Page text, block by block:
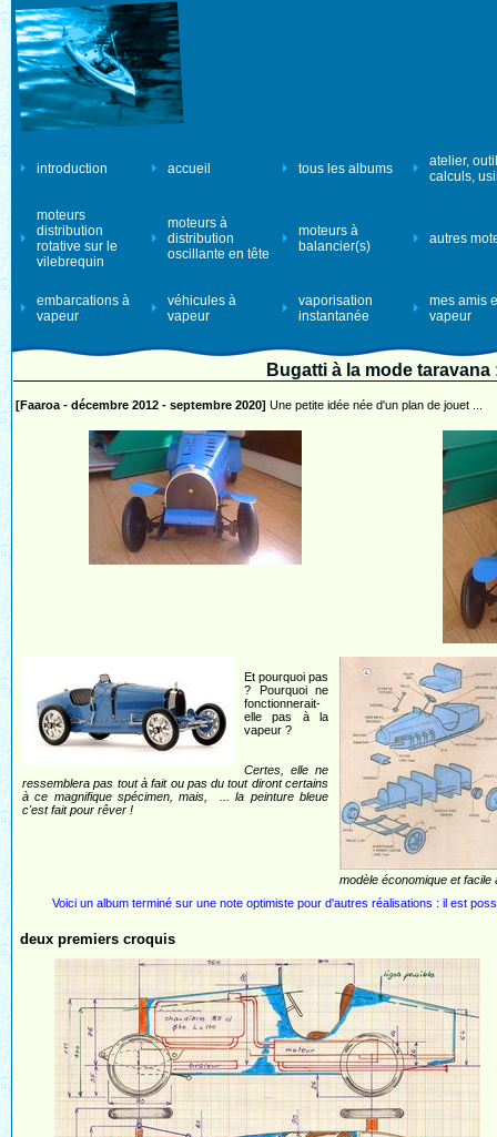
introduction accueil tous les albums
atelier,
calculs,
moteurs
distribution
rotative sur le
vilebrequin
moteurs à
distribution
oscillante en tête
moteurs à
balancier(s)
autres
embarcations à
vapeur
véhicules à
vapeur
vaporisation
instantanée
mes amis
vapeur
Bugatti à la mode
[Faaroa - décembre 2012 - septembre 2020] Une petite idée née d'un plan de jouet ...
Et pourquoi pas
? Pourquoi ne
fonctionnerait-
elle pas à la
vapeur ?
Certes, elle ne
ressemblera pas tout à fait ou pas du tout diront certains
à ce magnifique spécimen, mais, ... la peinture bleue
c'est fait pour rêver !
modèle économique et
Voici un album terminé sur une note optimiste pour d'autres réalisations : il est
deux premiers croquis